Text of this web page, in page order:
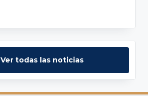
Ver todas las noticias